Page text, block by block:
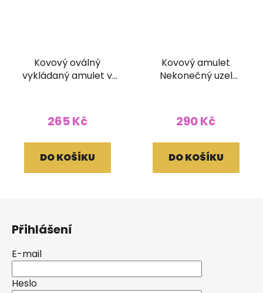
Kovový oválný
vykládaný amulet v
265 Kč
DO KOŠÍKU
Kovový amulet
Nekonečný uzel
290 Kč
DO KOŠÍKU
Přihlášení
E-mail
Heslo